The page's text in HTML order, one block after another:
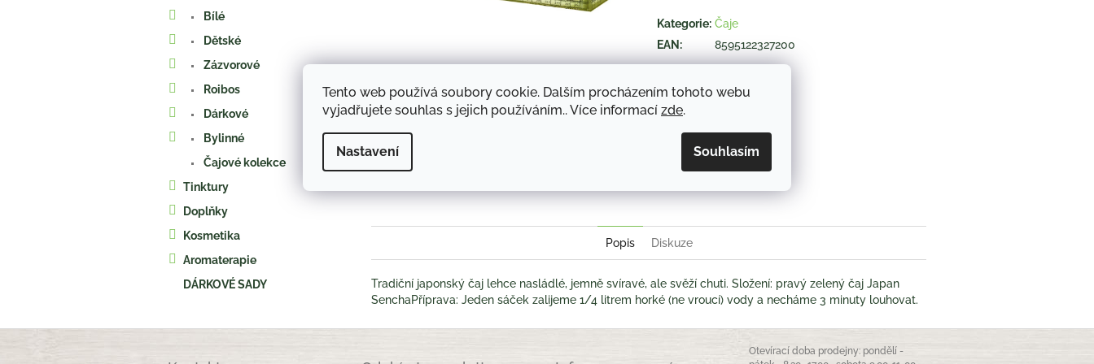
Tento web používá soubory cookie. Dalším procházením tohoto webu
vyjadřujete souhlas s jejich používáním.. Více informací zde.
Nastavení Souhlasím
Bílé
Dětské
Zázvorové
Roibos
Dárkové
Bylinné
Čajové kolekce
Tinktury
Doplňky
Kosmetika
Aromaterapie
DÁRKOVÉ SADY
Kategorie: Čaje
EAN: 8595122327200
TISK
TwitterFacebook
Popis Diskuze
Tradiční japonský čaj lehce nasládlé, jemně svíravé, ale svěží chuti. Složení: pravý zelený čaj Japan
SenchaPříprava: Jeden sáček zalijeme 1/4 litrem horké (ne vroucí) vody a necháme 3 minuty louhovat.
Otevírací doba prodejny: pondělí -